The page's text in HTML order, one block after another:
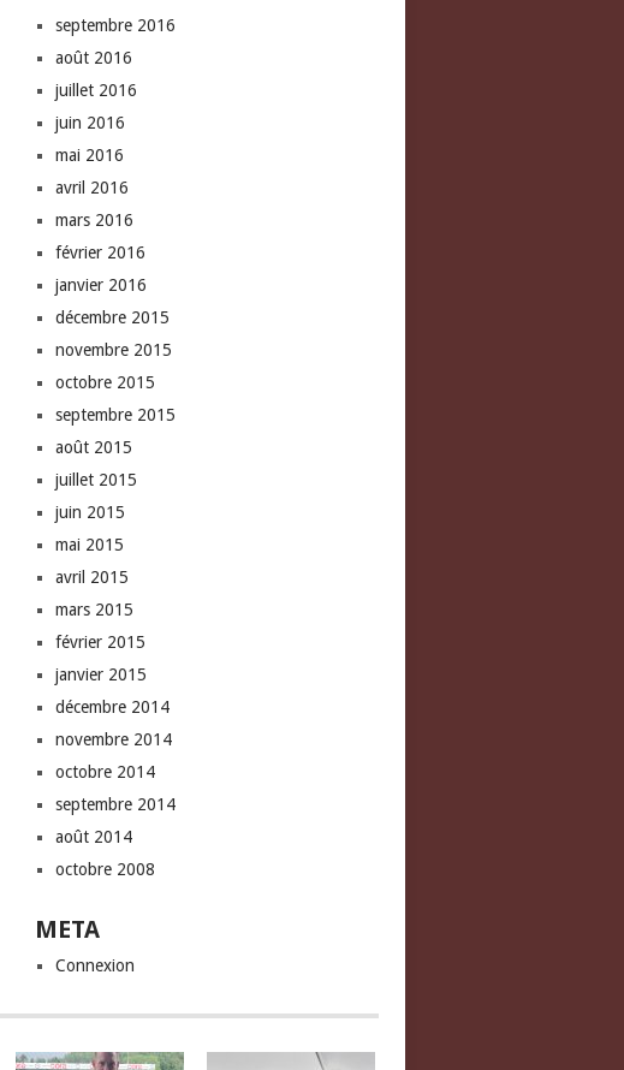
septembre 2016
août 2016
juillet 2016
juin 2016
mai 2016
avril 2016
mars 2016
février 2016
janvier 2016
décembre 2015
novembre 2015
octobre 2015
septembre 2015
août 2015
juillet 2015
juin 2015
mai 2015
avril 2015
mars 2015
février 2015
janvier 2015
décembre 2014
novembre 2014
octobre 2014
septembre 2014
août 2014
octobre 2008
META
Connexion